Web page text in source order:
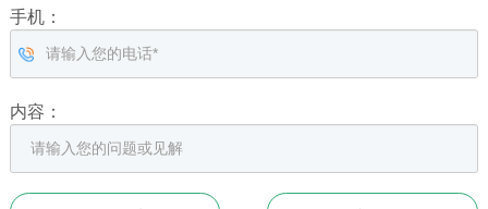
手机：
内容：